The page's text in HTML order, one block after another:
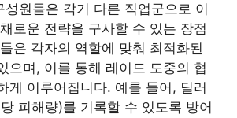
성원들은 각기 다른 직업군으로 이
로운 전략을 구사할 수 있는 장점
은 각자의 역할에 맞춰 최적화된
으며, 이를 통해 레이드 도중의 협
게 이루어집니다. 예를 들어, 딜러
피해량)를 기록할 수 있도록 방어